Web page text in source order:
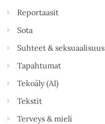
Reportaasit
Sota
Suhteet & seksuaalisuus
Tapahtumat
Tekoäly (AI)
Tekstit
Terveys & mieli